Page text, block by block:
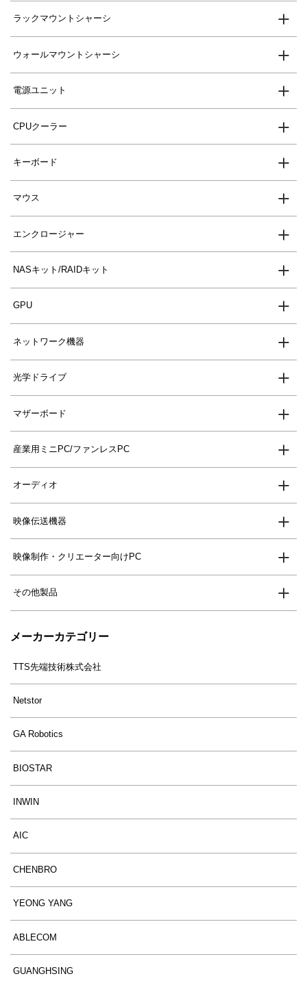
ラックマウントシャーシ
ウォールマウントシャーシ
電源ユニット
CPUクーラー
キーボード
マウス
エンクロージャー
NASキット/RAIDキット
GPU
ネットワーク機器
光学ドライブ
マザーボード
産業用ミニPC/ファンレスPC
オーディオ
映像伝送機器
映像制作・クリエーター向けPC
その他製品
メーカーカテゴリー
TTS先端技術株式会社
Netstor
GA Robotics
BIOSTAR
INWIN
AIC
CHENBRO
YEONG YANG
ABLECOM
GUANGHSING